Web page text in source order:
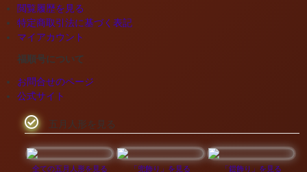
閲覧履歴を見る
特定商取引法に基づく表記
マイアカウント
福順号について
お問合せのページ
公式サイト
五月人形を見る
全ての五月人形を見る 「兜飾り」を見る 「鎧飾り」を見る